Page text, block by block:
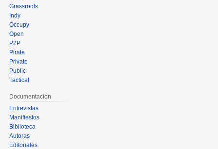
Grassroots
Indy
Occupy
Open
P2P
Pirate
Private
Public
Tactical
Documentación
Entrevistas
Manifiestos
Biblioteca
Autoras
Editoriales